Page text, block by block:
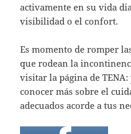
activamente en su vida
visibilidad o el confort.
Es momento de romper
que rodean la
visitar la página de TENA:
conocer más sobre el
adecuados acorde a tus